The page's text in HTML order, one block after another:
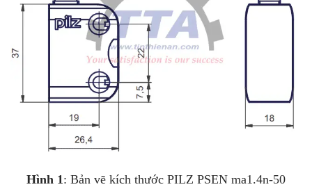
Hình 1 : Bản vẽ kích thước PILZ PSEN ma1.4n-50